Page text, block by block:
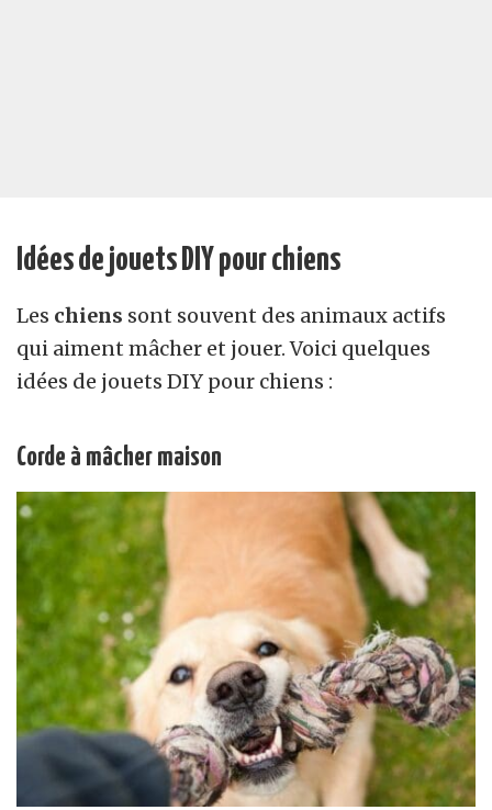
Idées de jouets DIY pour chiens
Les chiens sont souvent des animaux actifs
qui aiment mâcher et jouer. Voici quelques
idées de jouets DIY pour chiens :
Corde à mâcher maison